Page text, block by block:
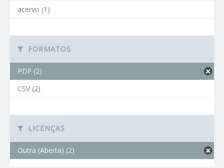
acervo (1)
FORMATOS
PDF (2)
CSV (2)
LICENÇAS
Outra (Aberta) (2)